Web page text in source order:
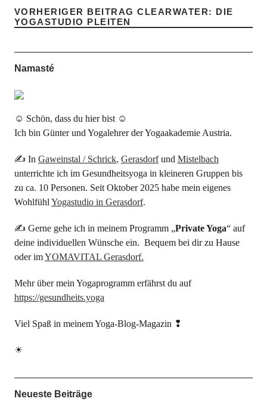
VORHERIGER BEITRAG CLEARWATER: DIE
YOGASTUDIO PLEITEN
Namasté
☺ Schön, dass du hier bist ☺
Ich bin Günter und Yogalehrer der Yogaakademie Austria.
✍ In Gaweinstal / Schrick, Gerasdorfund Mistelbach
unterrichte ich im Gesundheitsyoga in kleineren Gruppen bis
zu ca. 10 Personen. Seit Oktober 2025 habe mein eigenes
Wohlfühl Yogastudio in Gerasdorf.
✍ Gerne gehe ich in meinem Programm „Private Yoga“ auf
deine individuellen Wünsche ein. Bequem bei dir zu Hause
oder imYOMAVITAL Gerasdorf.
Mehr über mein Yogaprogramm erfährst du auf
https://gesundheits.yoga
Viel Spaß in meinem Yoga-Blog-Magazin ❢
☀
Neueste Beiträge